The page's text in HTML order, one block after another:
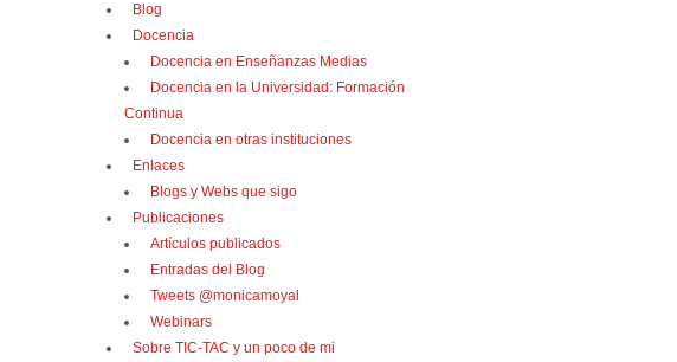
Blog
Docencia
Docencia en Enseñanzas Medias
Docencia en la Universidad: Formación
Continua
Docencia en otras instituciones
Enlaces
Blogs y Webs que sigo
Publicaciones
Artículos publicados
Entradas del Blog
Tweets @monicamoyal
Webinars
Sobre TIC-TAC y un poco de mi